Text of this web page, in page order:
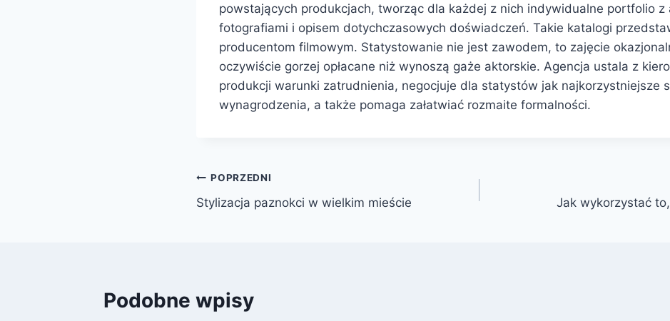
powstających produkcjach, tworząc dla każdej z nich indywidualne portfolio z
fotografiami i opisem dotychczasowych doświadczeń. Takie katalogi
producentom filmowym. Statystowanie nie jest zawodem, to zajęcie
oczywiście gorzej opłacane niż wynoszą gaże aktorskie. Agencja ustala z
produkcji warunki zatrudnienia, negocjuje dla statystów jak najkorzystniejsze
wynagrodzenia, a także pomaga załatwiać rozmaite formalności.
Nawigacja
wpisu
POPRZEDNI
Stylizacja paznokci w wielkim mieście Jak wykorzystać
Podobne wpisy